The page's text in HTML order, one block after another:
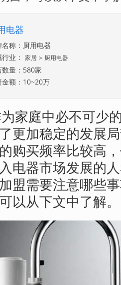
电器
名称：厨用电器
业： 家居 > 厨用电器
数量：580家
金额：10~20万
家庭中必不可少
更加稳定的发展
购买频率比较高
电器市场发展的
盟需要注意哪些
以从下文中了解。